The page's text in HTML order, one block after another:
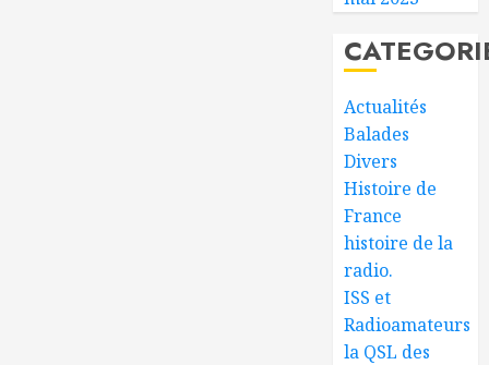
Actualités
Balades
Divers
Histoire de
France
histoire de la
radio.
ISS et
Radioamateurs
la QSL des